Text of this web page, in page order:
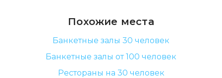
Похожие места
Банкетные залы 30 человек
Банкетные залы от 100 человек
Рестораны на 30 человек